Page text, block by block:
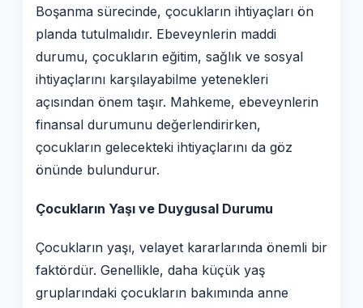
Boşanma sürecinde, çocukların ihtiyaçları ön
planda tutulmalıdır. Ebeveynlerin maddi
durumu, çocukların eğitim, sağlık ve sosyal
ihtiyaçlarını karşılayabilme yetenekleri
açısından önem taşır. Mahkeme, ebeveynlerin
finansal durumunu değerlendirirken,
çocukların gelecekteki ihtiyaçlarını da göz
önünde bulundurur.
Çocukların Yaşı ve Duygusal Durumu
Çocukların yaşı, velayet kararlarında önemli bir
faktördür. Genellikle, daha küçük yaş
gruplarındaki çocukların bakımında anne